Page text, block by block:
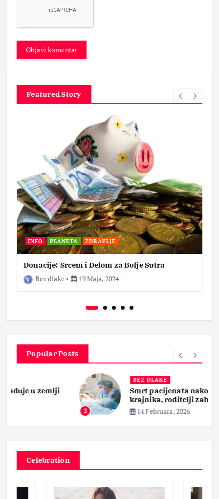
Featured Story
INFO PLANETA ZDRAVLJE
Donacije: Srcem i Delom za Bolje Sutra
Bez dlake
19 Maja, 2024
Popular Posts
BEZ DLAKE
Smrt pacijenata nakon operacije
krajnika, roditelji zahtevaju pravdu
14 Februara, 2026
Celebration